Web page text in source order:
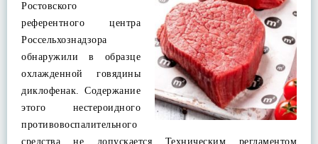
Ростовского
референтного центра
Россельхознадзора
обнаружили в образце
охлажденной говядины
диклофенак. Содержание
этого нестероидного
противовоспалительного
средства не допускается Техническим регламентом